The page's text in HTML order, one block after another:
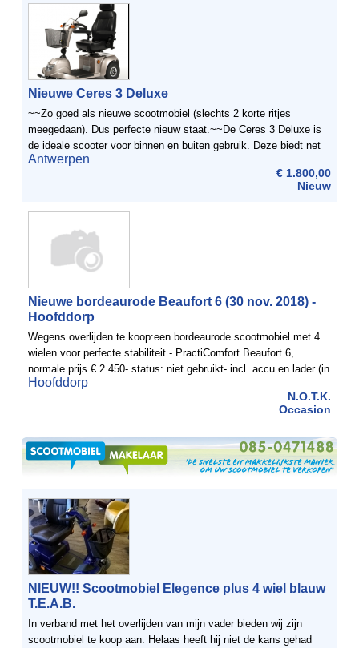
Nieuwe Ceres 3 Deluxe
~~Zo goed als nieuwe scootmobiel (slechts 2 korte ritjes
meegedaan). Dus perfecte nieuw staat.~~De Ceres 3 Deluxe is
de ideale scooter voor binnen en buiten gebruik. Deze biedt net
als het standaard model Ceres 3 comfort, elegantie en ...
Antwerpen
€ 1.800,00
Nieuw
Nieuwe bordeaurode Beaufort 6 (30 nov. 2018) -
Hoofddorp
Wegens overlijden te koop:een bordeaurode scootmobiel met 4
wielen voor perfecte stabiliteit.- PractiComfort Beaufort 6,
normale prijs € 2.450- status: niet gebruikt- incl. accu en lader (in
mandje voorop, zie foto)- incl. ...
Hoofddorp
N.O.T.K.
Occasion
NIEUW!! Scootmobiel Elegence plus 4 wiel blauw
T.E.A.B.
In verband met het overlijden van mijn vader bieden wij zijn
scootmobiel te koop aan. Helaas heeft hij niet de kans gehad